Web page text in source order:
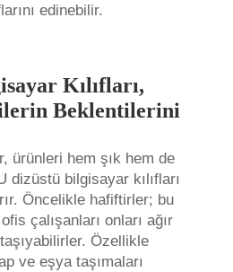
edinebilir.
Kılıfları,
Beklentilerini
ürünleri hem şık hem de
dizüstü bilgisayar kılıfları
Öncelikle hafiftirler; bu
çalışanları onları ağır
Özellikle
ve eşya taşımaları